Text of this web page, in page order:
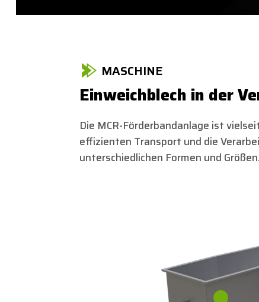
MASCHINE
Einweichblech in der
Die MCR-Förderbandanlage ist
effizienten Transport und die
unterschiedlichen Formen und Größen.